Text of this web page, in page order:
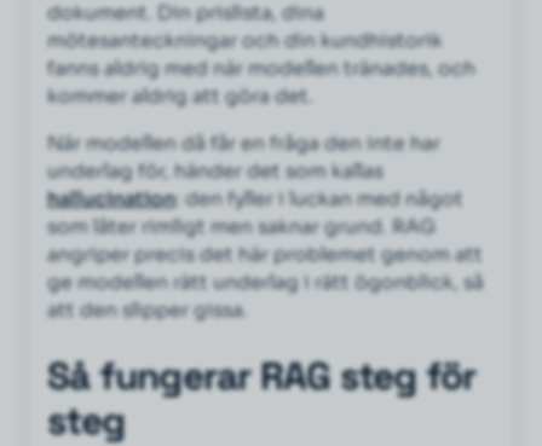
dokument. Din prislista, dina
mötesanteckningar och din kundhistorik
fanns aldrig med när modellen tränades, och
kommer aldrig att göra det.
När modellen då får en fråga den inte har
underlag för, händer det som kallas
hallucination: den fyller i luckan med något
som låter rimligt men saknar grund. RAG
angriper precis det här problemet genom att
ge modellen rätt underlag i rätt ögonblick, så
att den slipper gissa.
Så fungerar RAG steg för
steg